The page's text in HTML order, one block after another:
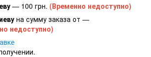
— 100 грн. (Временно недоступно)
на сумму заказа от —
недоступно)